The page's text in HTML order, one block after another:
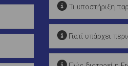
Τι υποστήριξη
Γιατί υπάρχει